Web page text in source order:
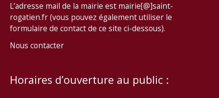
L’adresse mail de la mairie est mairie[@]saint-
rogatien.fr (vous pouvez également utiliser le
formulaire de contact de ce site ci-dessous).
Nous contacter
Horaires d’ouverture au public :